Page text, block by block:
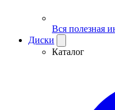
Вся полезная
Диски
Каталог